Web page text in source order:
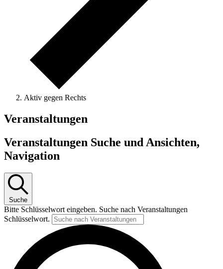
Aktiv gegen Rechts
Veranstaltungen
Veranstaltungen Suche und Ansichten,
Navigation
Suche
Bitte Schlüsselwort eingeben. Suche nach Veranstaltungen
Schlüsselwort.